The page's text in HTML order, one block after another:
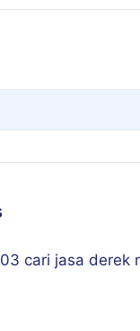
cari jasa derek